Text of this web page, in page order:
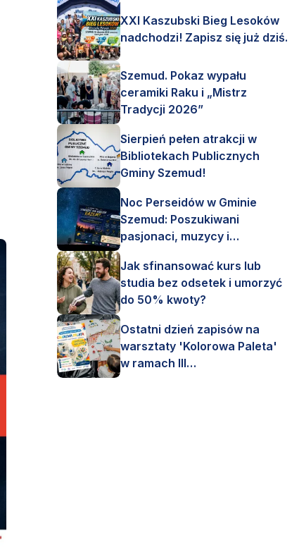
XXI Kaszubski Bieg Lesoków
nadchodzi! Zapisz się już dziś.
Szemud. Pokaz wypału
ceramiki Raku i „Mistrz
Tradycji 2026”
Sierpień pełen atrakcji w
Bibliotekach Publicznych
Gminy Szemud!
Noc Perseidów w Gminie
Szemud: Poszukiwani
pasjonaci, muzycy i
Jak sfinansować kurs lub
studia bez odsetek i umorzyć
do 50% kwoty?
Ostatni dzień zapisów na
warsztaty 'Kolorowa Paleta'
w ramach III